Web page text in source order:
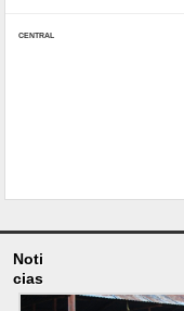
CENTRAL
Noti
cias